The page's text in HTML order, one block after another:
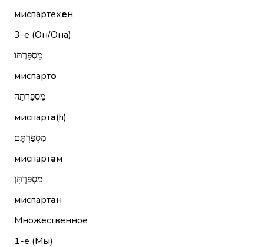
миспартехен
3-е (Он/Она)
מִסְפַּרְתּוֹ
миспарто
מִסְפַּרְתָּהּ
миспарта(h)
מִסְפַּרְתָּם
миспартам
מִסְפַּרְתָּן
миспартан
Множественное
1-е (Мы)